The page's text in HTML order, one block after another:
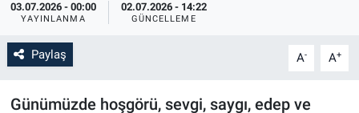
03.07.2026 - 00:00
YAYINLANMA
02.07.2026 - 14:22
GÜNCELLEME
Paylaş A- A+
Günümüzde hoşgörü, sevgi, saygı, edep ve
EĞİTİM